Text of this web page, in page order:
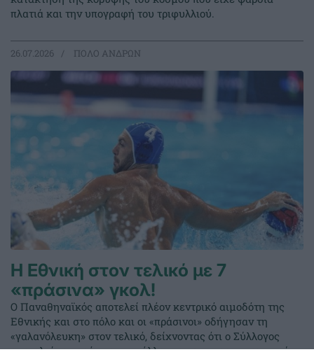
πλατιά και την υπογραφή του τριφυλλιού.
26.07.2026 ΠΟΛΟ ΑΝΔΡΩΝ
Η Εθνική στον τελικό με 7
«πράσινα» γκολ!
Ο Παναθηναϊκός αποτελεί πλέον κεντρικό αιμοδότη της
Εθνικής και στο πόλο και οι «πράσινοι» οδήγησαν τη
«γαλανόλευκη» στον τελικό, δείχνοντας ότι ο Σύλλογος
αποτελεί το παρόν και το μέλλον του αντιπροσωπευτικού